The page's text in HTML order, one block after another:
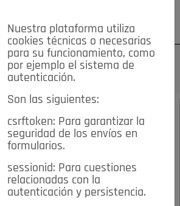
¿Olvidó su contraseña?
de este artículo:
Nuestra plataforma utiliza
cookies técnicas o necesarias
para su funcionamiento, como
por ejemplo el sistema de
autenticación.
Son las siguientes:
csrftoken: Para garantizar la
seguridad de los envíos en
formularios.
sessionid: Para cuestiones
relacionadas con la
autenticación y persistencia.